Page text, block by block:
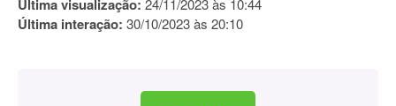
Última visualização: 24/11/2023 às 10:44
Última interação: 30/10/2023 às 20:10